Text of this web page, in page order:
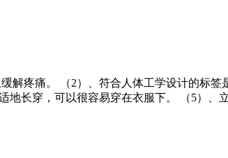
解疼痛。 （2）、符合人体工学设计的标签
长穿，可以很容易穿在衣服下。 （5）、